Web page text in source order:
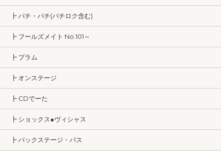
┣ パチ・パチ(パチロク含む)
┣ フールズメイト No.101～
┣ プラム
┣ オンステージ
┣ CDでーた
┣ ショックス●ヴィシャス
┣ バックステージ・パス